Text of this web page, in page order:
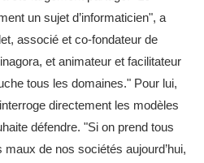
un sujet d’informaticien", a
associé et co-fondateur de
et animateur et facilitateur
tous les domaines." Pour lui,
directement les modèles
défendre. "Si on prend tous
de nos sociétés aujourd’hui,